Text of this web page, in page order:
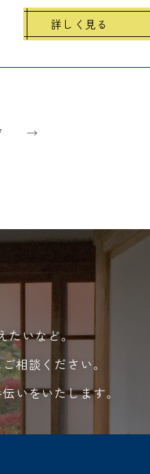
詳しく見る
→
たいなど。
相談ください。
いをいたします。